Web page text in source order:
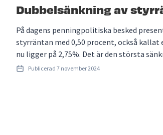
Dubbelsänkning av
På dagens penningpolitiska besked
styrräntan med 0,50 procent, också
nu ligger på 2,75%. Det är den största
Publicerad 7 november 2024